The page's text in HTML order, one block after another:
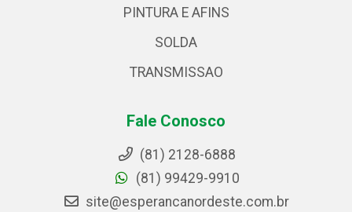
PINTURA E AFINS
SOLDA
TRANSMISSAO
Fale Conosco
(81) 2128-6888
(81) 99429-9910
site@esperancanordeste.com.br